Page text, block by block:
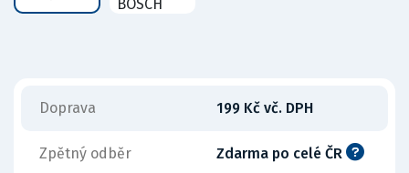
Doprava 199 Kč vč. DPH
Zpětný odběr Zdarma po celé ČR